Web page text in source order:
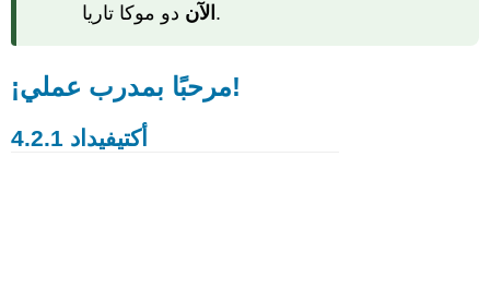
الآن دو موكا تاريا.
¡مرحبًا بمدرب عملي!
أكتيفيداد 4.2.1